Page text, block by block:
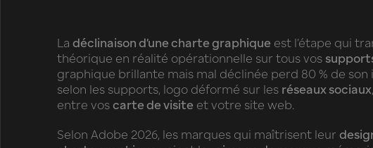
La déclinaison d’une charte graphique est l’étape qui
théorique en réalité opérationnelle sur tous vos
graphique brillante mais mal déclinée perd 80 % de
selon les supports, logo déformé sur les réseaux sociaux,
entre vos carte de visite et votre site web.
Selon Adobe 2026, les marques qui maîtrisent leur